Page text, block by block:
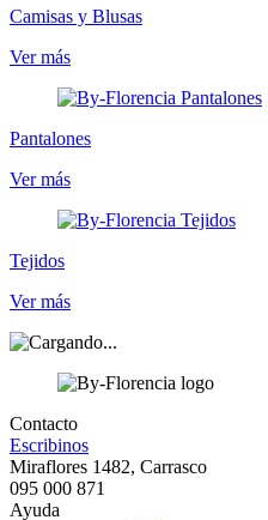
Camisas y Blusas
Ver más
Pantalones
Ver más
Tejidos
Ver más
Contacto
Escribinos
Miraflores 1482, Carrasco
095 000 871
Ayuda